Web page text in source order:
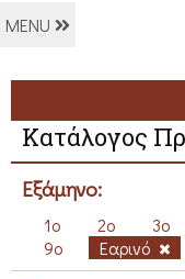
MENU
Κατάλογος
Εξάμηνο:
1ο 2ο 3ο
9ο
Εαρινό